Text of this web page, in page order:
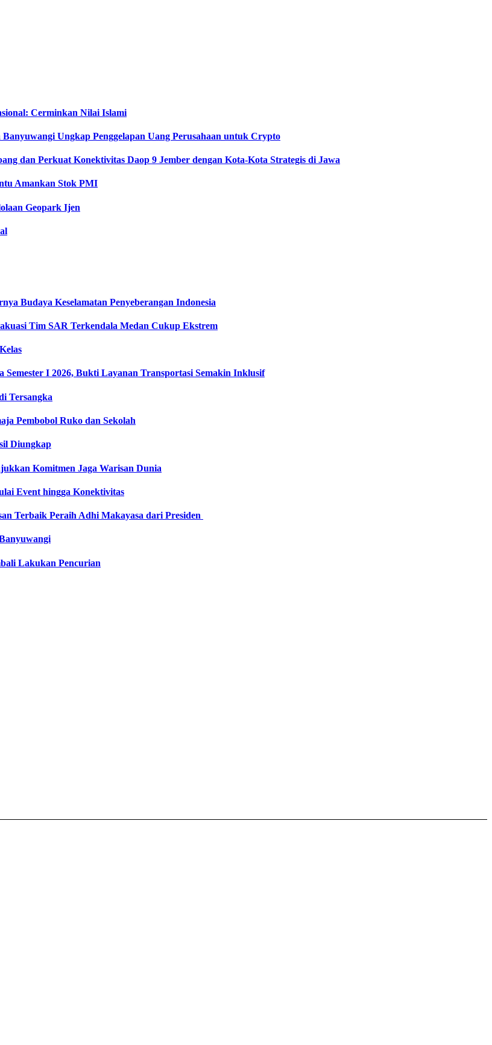
Cerminkan Nilai Islami
Ungkap Penggelapan Uang Perusahaan untuk Crypto
dan Perkuat Konektivitas Daop 9 Jember dengan Kota-Kota Strategis di Jawa
Amankan Stok PMI
Geopark Ijen
Budaya Keselamatan Penyeberangan Indonesia
Tim SAR Terkendala Medan Cukup Ekstrem
I 2026, Bukti Layanan Transportasi Semakin Inklusif
Tersangka
Pembobol Ruko dan Sekolah
Diungkap
Komitmen Jaga Warisan Dunia
Event hingga Konektivitas
Terbaik Peraih Adhi Makayasa dari Presiden
Lakukan Pencurian